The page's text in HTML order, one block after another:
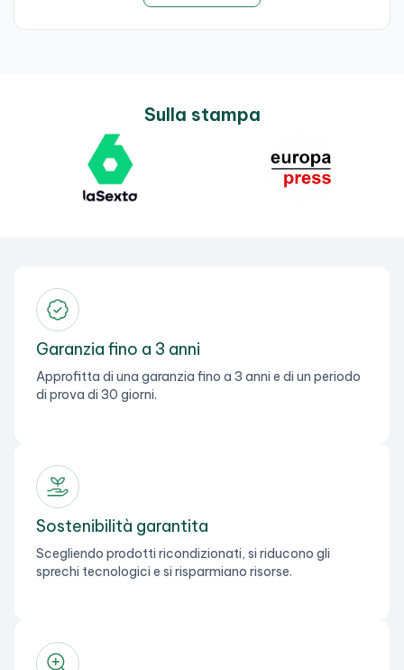
Sulla stampa
Garanzia fino a 3 anni
Approfitta di una garanzia fino a 3 anni e di un periodo
di prova di 30 giorni.
Sostenibilità garantita
Scegliendo prodotti ricondizionati, si riducono gli
sprechi tecnologici e si risparmiano risorse.